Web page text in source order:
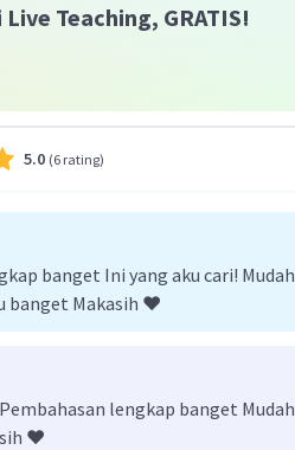
Live Teaching, GRATIS!
5.0 (6 rating)
banget Ini yang aku cari! Mudah
banget Makasih ❤️
lengkap banget Mudah
❤️